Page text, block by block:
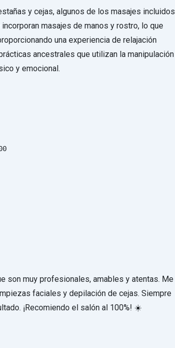
y cejas, algunos de los masajes incluidos
masajes de manos y rostro, lo que
una experiencia de relajación
ancestrales que utilizan la manipulación
y emocional.
son muy profesionales, amables y atentas. Me
faciales y depilación de cejas. Siempre
¡Recomiendo el salón al 100%! ☀️